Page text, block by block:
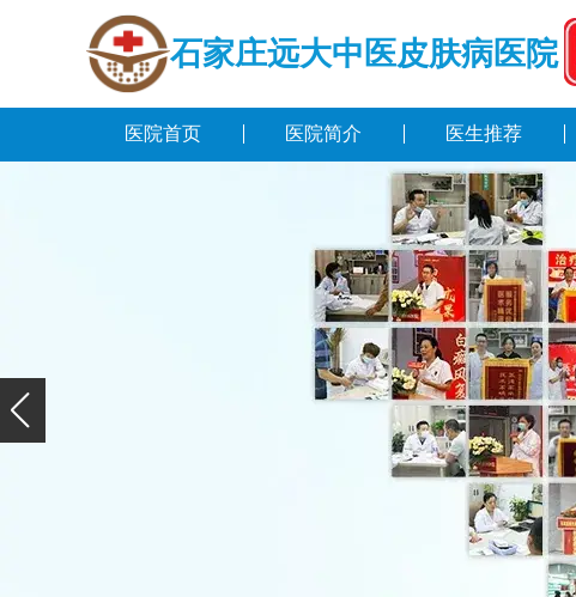
石家庄远大中医皮肤病医院
医院首页 医院简介 医生推荐